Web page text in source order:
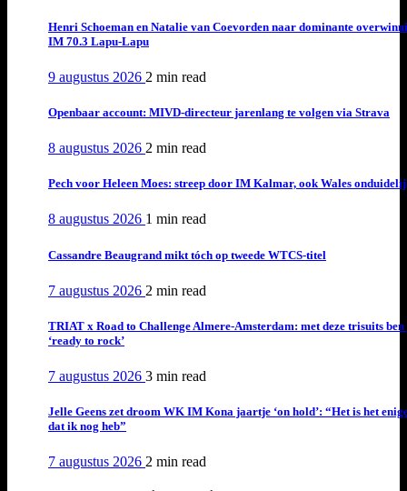
Henri Schoeman en Natalie van Coevorden naar dominante
IM 70.3 Lapu-Lapu
9 augustus 2026 2 min read
Openbaar account: MIVD-directeur jarenlang te volgen via Strava
8 augustus 2026 2 min read
Pech voor Heleen Moes: streep door IM Kalmar, ook Wales
8 augustus 2026 1 min read
Cassandre Beaugrand mikt tóch op tweede WTCS-titel
7 augustus 2026 2 min read
TRIAT x Road to Challenge Almere-Amsterdam: met deze trisuits ben
‘ready to rock’
7 augustus 2026 3 min read
Jelle Geens zet droom WK IM Kona jaartje ‘on hold’: “Het is het
dat ik nog heb”
7 augustus 2026 2 min read